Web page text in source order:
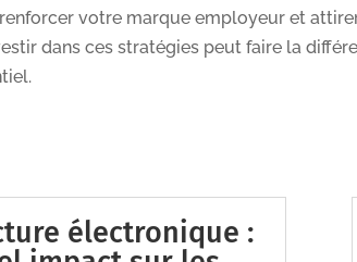
votre marque employeur et
dans ces stratégies peut faire la
électronique :